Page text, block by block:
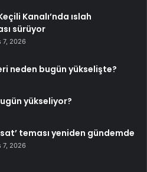
Kanalı’nda ıslah
sürüyor
7, 2026
neden bugün yükselişte?
yükseliyor?
sat’ teması yeniden gündemde
7, 2026